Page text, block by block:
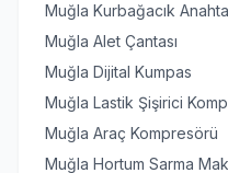
Muğla Kurbağacık
Muğla Alet Çantası
Muğla Dijital Kumpas
Muğla Lastik Şişirici
Muğla Araç Kompresörü
Muğla Hortum Sarma